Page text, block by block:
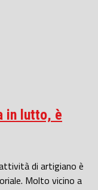
in lutto, è
di artigiano è
Molto vicino a